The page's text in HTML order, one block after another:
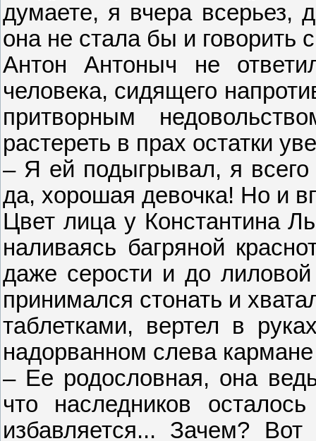
думаете, я вчера всерьез,
она не стала бы и говорить
Антон Антоныч не
человека, сидящего
притворным
растереть в прах остатки
– Я ей подыгрывал, я
да, хорошая девочка! Но и
Цвет лица у Константина
наливаясь багряной
даже серости и до
принимался стонать и
таблетками, вертел в
надорванном слева
– Ее родословная, она
что наследников
избавляется... Зачем?